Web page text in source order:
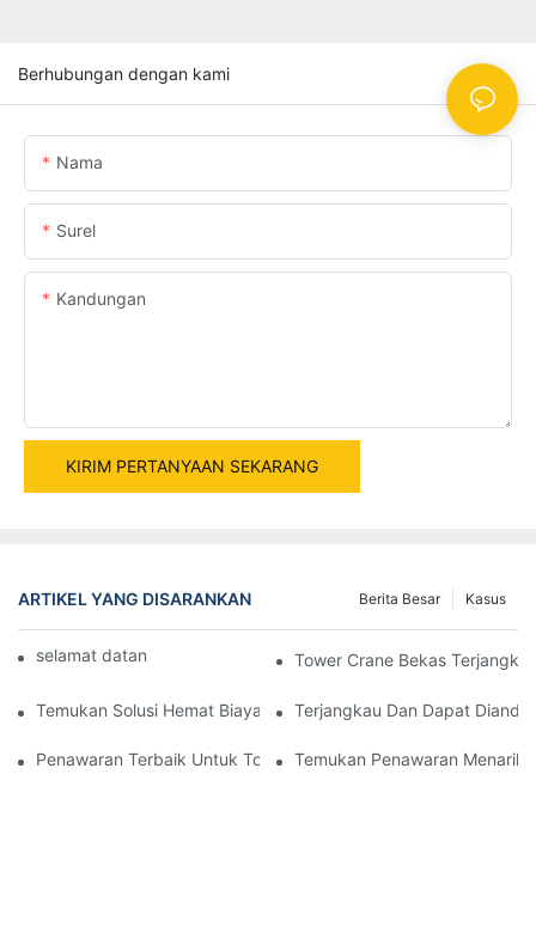
Berhubungan dengan kami
Nama
Surel
Kandungan
KIRIM PERTANYAAN SEKARANG
ARTIKEL YANG DISARANKAN Kasus
Berita Besar
selamat datang di mesin dunia Tower Crane Bekas
Temukan Solusi Hemat Biaya Dengan Dijual Tower Crane Bekas
Terjangkau Dan Dapat
Penawaran Terbaik Untuk Tower Crane Bekas Dijual
Temukan Penawaran Menarik